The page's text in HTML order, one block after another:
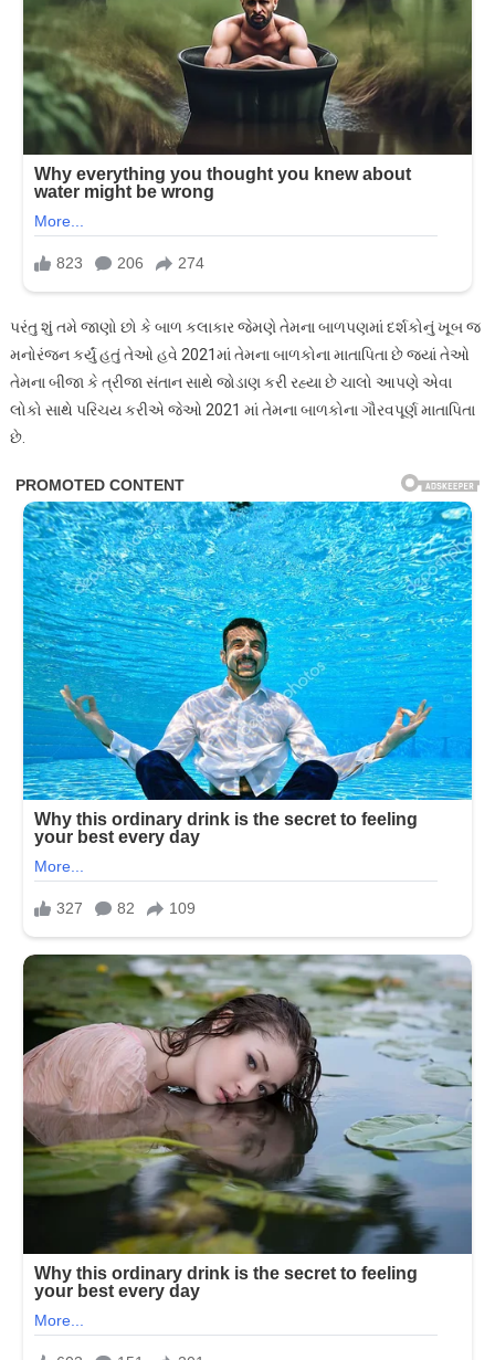
પરંતુ શું તમે જાણો છો કે બાળ કલાકાર જેમણે તેમના બાળપણમાં દર્શકોનું ખૂબ જ
મનોરંજન કર્યું હતું તેઓ હવે 2021માં તેમના બાળકોના માતાપિતા છે જ્યાં તેઓ
તેમના બીજા કે ત્રીજા સંતાન સાથે જોડાણ કરી રહ્યા છે ચાલો આપણે એવા
લોકો સાથે પરિચય કરીએ જેઓ 2021 માં તેમના બાળકોના ગૌરવપૂર્ણ માતાપિતા
છે.